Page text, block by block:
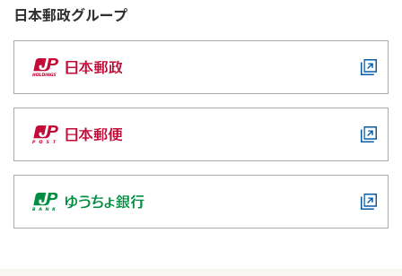
ラジオ体操・みんなの体操
ラジオ体操ポータルサイト
お客さまの声／お客さまサービス向上の取組み
かんぽジャンクション
日本郵政グループ